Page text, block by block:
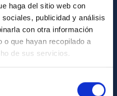
haga del sitio web con
publicidad y análisis
con otra información
o que hayan recopilado a
de sus servicios.